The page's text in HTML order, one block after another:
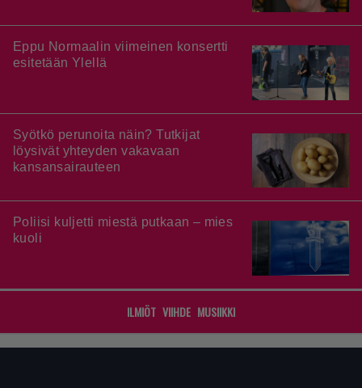
Eppu Normaalin viimeinen konsertti
esitetään Ylellä
Syötkö perunoita näin? Tutkijat
löysivät yhteyden vakavaan
kansansairauteen
Poliisi kuljetti miestä putkaan – mies
kuoli
ILMIÖT VIIHDE MUSIIKKI